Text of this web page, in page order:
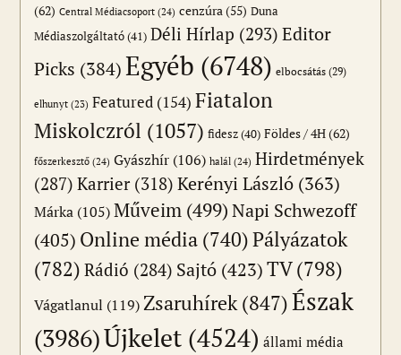
(62) Central Médiacsoport (24) cenzúra(55) Duna
Médiaszolgáltató(41) Déli Hírlap (293) Editor
Picks (384)Egyéb (6748) elbocsátás (29)
elhunyt (23) Featured (154) Fiatalon
Miskolczról (1057) fidesz(40) Földes / 4H(62)
főszerkesztő (24) Gyászhír (106) halál (24) Hirdetmények
(287) Karrier(318) Kerényi László (363)
Márka (105) Műveim (499)Napi Schwezoff
(405) Online média (740)Pályázatok
(782) Rádió (284) Sajtó (423)TV(798)
Vágatlanul (119) Zsaruhírek (847)Észak
(3986)Újkelet (4524) állami média